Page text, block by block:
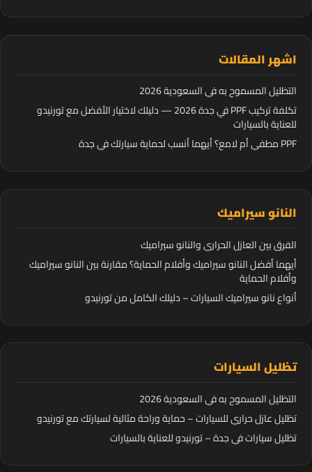
اشهر المقالات
التظليل المسموح به في السعودية 2026
تكلفة تركيب PPF في جدة 2026 — دليلك لاختيار الأفضل مع تورنيدو
للعناية بالسيارات
PPF مطفي أم لامع؟ أيهما أنسب لحماية سيارتك في جدة
النانو سيراميك
الفرق بين العازل الحراري والنانو سيراميك
أيهما أفضل النانو سيراميك وأفلام الحماية؟ مقارنة بين النانو سيراميك
وأفلام الحماية
أنواع نانو سيراميك السيارات – دليلك الكامل من تورنيدو
تظليل السيارات
التظليل المسموح به في السعودية 2026
تظليل عازل حراري للسيارات – حماية وراحة مثالية لسيارتك مع تورنيدو
تظليل سيارات في جدة – تورنيدو للعناية بالسيارات